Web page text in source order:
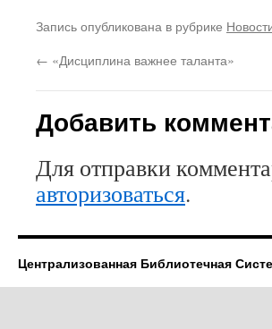
Запись опубликована в рубрике
← «Дисциплина важнее таланта»
Добавить
Для отправки
авторизоваться.
Централизованная Библиотечная